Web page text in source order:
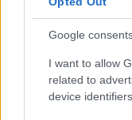
Google
I want to allow
related to
device